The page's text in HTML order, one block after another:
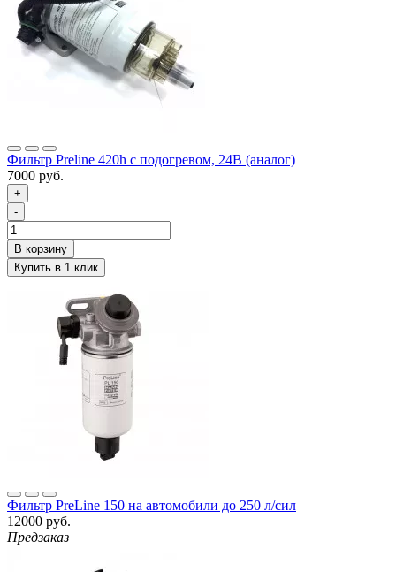
Фильтр Preline 420h с подогревом, 24В (аналог)
7000 руб.
+
-
Фильтр PreLine 150 на автомобили до 250 л/сил
12000 руб.
Предзаказ